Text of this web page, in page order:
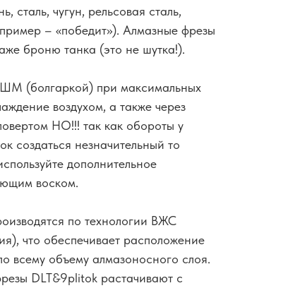
чугун, рельсовая сталь,
– «победит»). Алмазные фрезы
броню танка (это не шутка!).
(болгаркой) при максимальных
воздухом, а также через
НО!!! так как обороты у
создаться незначительный то
дополнительное
воском.
по технологии ВЖС
что обеспечивает расположение
всему объему алмазоносного слоя.
DLT&9plitok растачивают с